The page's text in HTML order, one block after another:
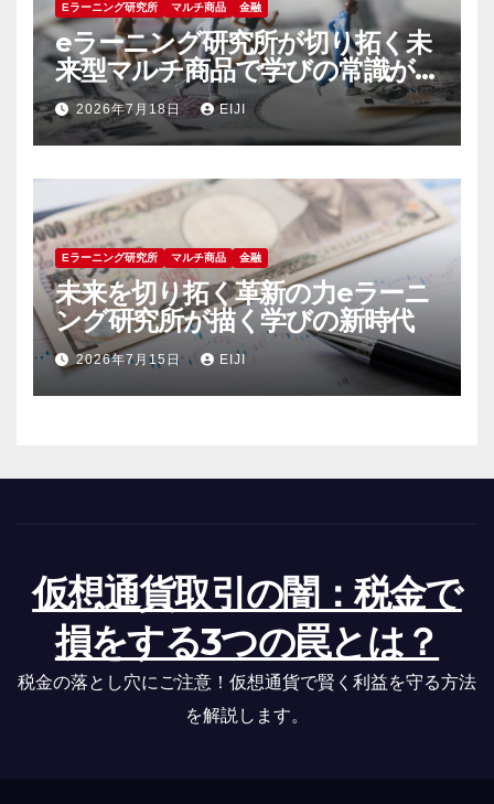
Eラーニング研究所 マルチ商品 金融
eラーニング研究所が切り拓く未
来型マルチ商品で学びの常識が
変わる
2026年7月18日 EIJI
Eラーニング研究所 マルチ商品 金融
未来を切り拓く革新の力eラーニ
ング研究所が描く学びの新時代
2026年7月15日 EIJI
仮想通貨取引の闇：税金で
損をする3つの罠とは？
税金の落とし穴にご注意！仮想通貨で賢く利益を守る方法
を解説します。